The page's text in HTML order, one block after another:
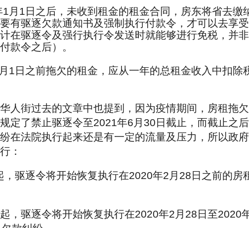
月1日之后，未收到租金的租金合同，房东将省去缴
有驱逐欠款通知书及强制执行付款令，才可以去享
在驱逐令及强行执行令发送时就能够进行免税，并
款令之后）。
1日之前拖欠的租金，应从一年的总租金收入中扣除
人街过去的文章中也提到，因为疫情期间，房租拖
定了禁止驱逐令至2021年6月30日截止，而截止之后
在法院执行起来还是有一定的流量及压力，所以政
：
，驱逐令将开始恢复执行在2020年2月28日之前的房
，驱逐令将开始恢复执行在2020年2月28日至2020